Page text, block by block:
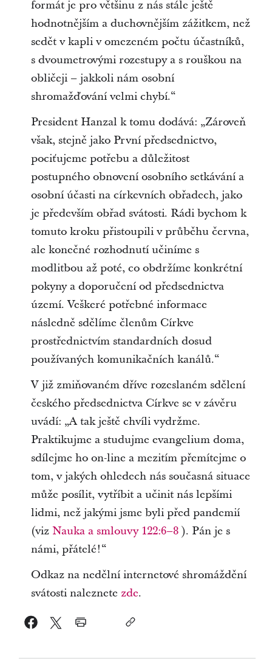
formát je pro většinu z nás stále ještě
hodnotnějším a duchovnějším zážitkem, než
sedět v kapli v omezeném počtu účastníků,
s dvoumetrovými rozestupy a s rouškou na
obličeji – jakkoli nám osobní
shromažďování velmi chybí.“
President Hanzal k tomu dodává: „Zároveň
však, stejně jako První předsednictvo,
pociťujeme potřebu a důležitost
postupného obnovení osobního setkávání a
osobní účasti na církevních obřadech, jako
je především obřad svátosti. Rádi bychom k
tomuto kroku přistoupili v průběhu června,
ale konečné rozhodnutí učiníme s
modlitbou až poté, co obdržíme konkrétní
pokyny a doporučení od předsednictva
území. Veškeré potřebné informace
následně sdělíme členům Církve
prostřednictvím standardních dosud
používaných komunikačních kanálů.“
V již zmiňovaném dříve rozeslaném sdělení
českého předsednictva Církve se v závěru
uvádí: „A tak ještě chvíli vydržme.
Praktikujme a studujme evangelium doma,
sdílejme ho on-line a mezitím přemítejme o
tom, v jakých ohledech nás současná situace
může posílit, vytříbit a učinit nás lepšími
lidmi, než jakými jsme byli před pandemií
(viz Nauka a smlouvy 122:6–8). Pán je s
námi, přátelé!“
Odkaz na nedělní internetové shromáždění
svátosti naleznete zde.